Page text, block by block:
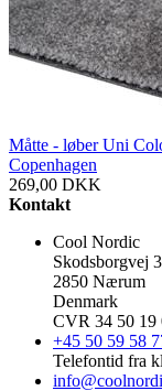
Måtte - løber Uni
Copenhagen
269,00 DKK
Kontakt
Cool Nordic
Skodsborgvej
2850 Nærum
Denmark
CVR 34 50 19
+45 50 59 58
Telefontid fra